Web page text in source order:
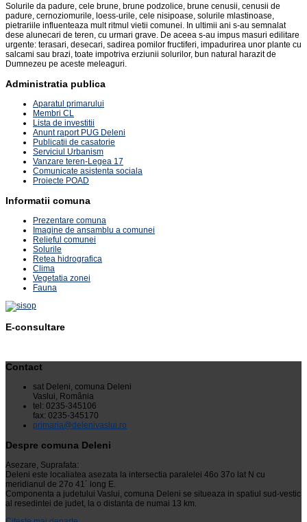
Solurile da padure, cele brune, brune podzolice, brune cenusii, cenusii de
padure, cernoziomurile, loess-urile, cele nisipoase, solurile mlastinoase,
pietrariile influenteaza mult ritmul vietii comunei. In ultimii ani s-au semnalat
dese alunecari de teren, cu urmari grave. De aceea s-au impus masuri edilitare
urgente: terasari, desecari, sadirea pomilor fructiferi, impadurirea unor plante cu
salcami sau brazi, toate impotriva erziunii solurilor, bun natural harazit de
Dumnezeu pe aceste meleaguri.
Administratia publica
Aparatul primarului
Membri CL
Lista de investitii
Anunt raport PUG Deleni
Publicatii de casatorie
Serviciul Urbanism
Vanzare teren-Legea 17
Comunicate asistenta sociala
Proiecte POAD
Informatii comuna
Prezentare comuna
Imagine de ansamblu a comunei
Relieful comunei
Solurile
Retea hidrografica
Clima
Vegetatia zonei
Fauna
E-consultare
Contact
sat Deleni, comuna Deleni
Vaslui, România
tel: 0235-345106
fax: 0235-345170
primaria@delenivaslui.ro
Despre comuna Deleni
Asezare, Suprafata:
Deleni este localiatea asezata la intersectia paralelei 46o 37o lat N cu
meridianul de 27o 41´ long E.
Componenta a judetului Vaslui, comuna Deleni se situeaza in spatiul sud-vestic
al resedintei de judet, la o distanta de numai 13 km.